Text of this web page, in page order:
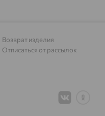
Возврат изделия
Отписаться от рассылок